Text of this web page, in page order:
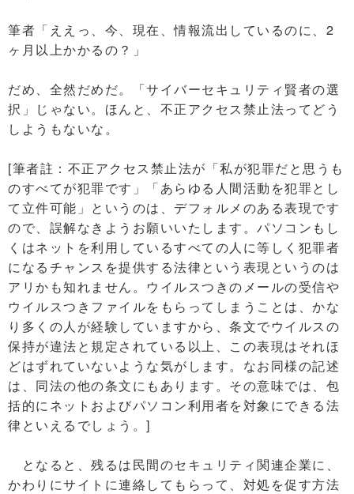
筆者「ええっ、今、現在、情報流出しているのに、2
ヶ月以上かかるの？」
だめ、全然だめだ。「サイバーセキュリティ賢者の選
択」じゃない。ほんと、不正アクセス禁止法ってどう
しようもないな。
[筆者註：不正アクセス禁止法が「私が犯罪だと思うも
のすべてが犯罪です」「あらゆる人間活動を犯罪とし
て立件可能」というのは、デフォルメのある表現です
ので、誤解なきようお願いいたします。パソコンもし
くはネットを利用しているすべての人に等しく犯罪者
になるチャンスを提供する法律という表現というのは
アリかも知れません。ウイルスつきのメールの受信や
ウイルスつきファイルをもらってしまうことは、かな
り多くの人が経験していますから、条文でウイルスの
保持が違法と規定されている以上、この表現はそれほ
どはずれていないような気がします。なお同様の記述
は、同法の他の条文にもあります。その意味では、包
括的にネットおよびパソコン利用者を対象にできる法
律といえるでしょう。]
となると、残るは民間のセキュリティ関連企業に、
かわりにサイトに連絡してもらって、対処を促す方法